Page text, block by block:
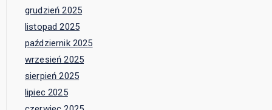
grudzień 2025
listopad 2025
październik 2025
wrzesień 2025
sierpień 2025
lipiec 2025